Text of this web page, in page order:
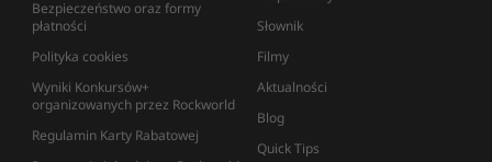
Bezpieczeństwo oraz formy
płatności
Polityka cookies
Wyniki Konkursów+
organizowanych przez Rockworld
Regulamin Karty Rabatowej
Słownik
Filmy
Aktualności
Blog
Quick Tips